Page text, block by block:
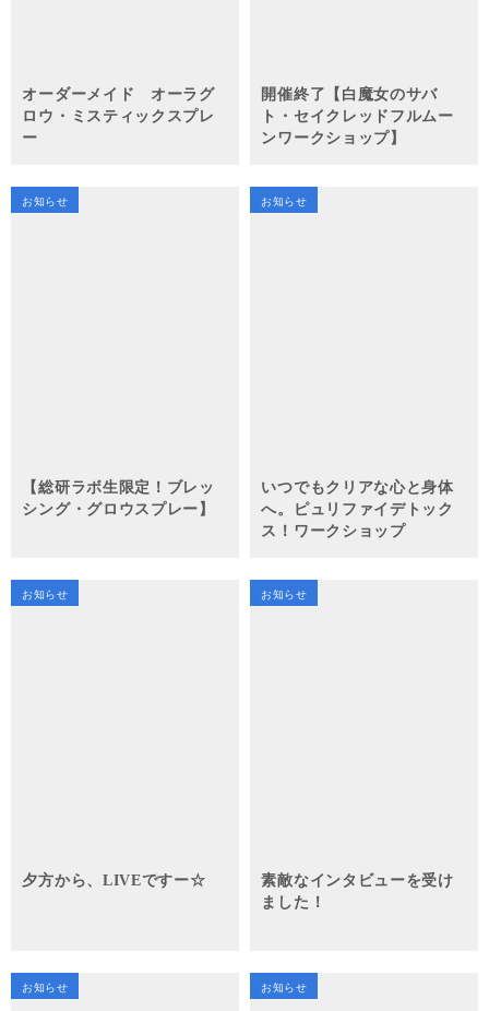
オーダーメイド オーラグ
ロウ・ミスティックスプレ
ー
開催終了【白魔女のサバ
ト・セイクレッドフルムー
ンワークショップ】
お知らせ
【総研ラボ生限定！ブレッ
シング・グロウスプレー】
お知らせ
いつでもクリアな心と身体
へ。ピュリファイデトック
ス！ワークショップ
お知らせ
夕方から、LIVEですー☆
お知らせ
素敵なインタビューを受け
ました！
お知らせ お知らせ